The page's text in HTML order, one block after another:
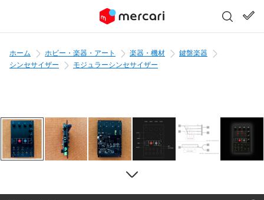
ホーム ホビー・楽器・アート 楽器・機材
鍵盤楽器
シンセサイザー
モジュラーシンセサイザー